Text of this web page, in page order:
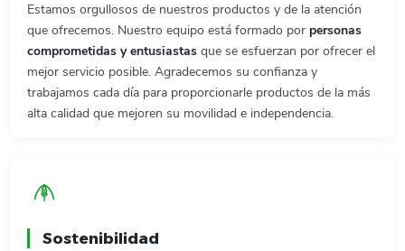
Estamos orgullosos de nuestros productos y de la atención
que ofrecemos. Nuestro equipo está formado por personas
comprometidas y entusiastas que se esfuerzan por ofrecer el
mejor servicio posible. Agradecemos su confianza y
trabajamos cada día para proporcionarle productos de la más
alta calidad que mejoren su movilidad e independencia.
Sostenibilidad